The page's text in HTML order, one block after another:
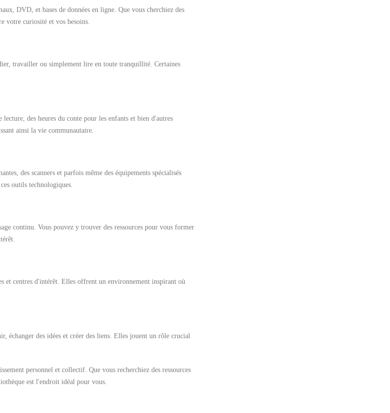
DVD, et bases de données en ligne. Que vous cherchiez des
votre curiosité et vos besoins.
travailler ou simplement lire en toute tranquillité. Certaines
des heures du conte pour les enfants et bien d'autres
ainsi la vie communautaire.
des scanners et parfois même des équipements spécialisés
outils technologiques.
continu. Vous pouvez y trouver des ressources pour vous former
et centres d'intérêt. Elles offrent un environnement inspirant où
échanger des idées et créer des liens. Elles jouent un rôle crucial
personnel et collectif. Que vous recherchiez des ressources
est l'endroit idéal pour vous.